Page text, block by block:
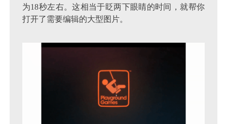
为18秒左右。这相当于眨两下眼睛的时间，就帮你
打开了需要编辑的大型图片。